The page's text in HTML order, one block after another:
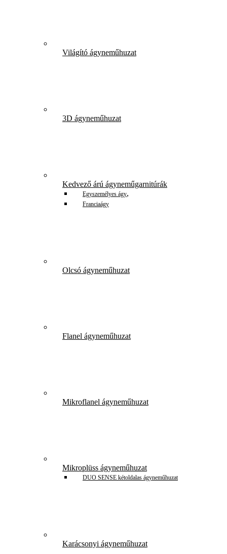
Világító ágyneműhuzat
3D ágyneműhuzat
Kedvező árú ágyneműgarnitúrák
Egyszemélyes ágy,
Franciaágy
Olcsó ágyneműhuzat
Flanel ágyneműhuzat
Mikroflanel ágyneműhuzat
Mikroplüss ágyneműhuzat
DUO SENSE kétoldalas ágyneműhuzat
Karácsonyi ágyneműhuzat